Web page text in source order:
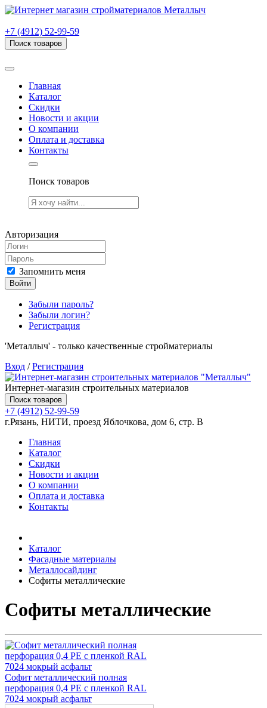
+7 (4912) 52-99-59
Поиск товаров
Главная
Каталог
Скидки
Новости и акции
О компании
Оплата и доставка
Контакты
Поиск товаров
Авторизация
Запомнить меня
Войти
Забыли пароль?
Забыли логин?
Регистрация
'Металлыч' - только качественные стройматериалы
Вход /Регистрация
Интернет-магазин строительных материалов
Поиск товаров
+7 (4912) 52-99-59
г.Рязань, НИТИ, проезд Яблочкова, дом 6, стр. В
Главная
Каталог
Скидки
Новости и акции
О компании
Оплата и доставка
Контакты
Каталог
Фасадные материалы
Металлосайдинг
Софиты металлические
Софиты металлические
Софит металлический полная
перфорация 0,4 PE с пленкой RAL
7024 мокрый асфальт